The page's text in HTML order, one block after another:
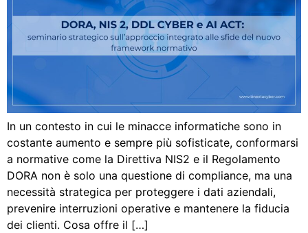
In un contesto in cui le minacce informatiche sono in
costante aumento e sempre più sofisticate, conformarsi
a normative come la Direttiva NIS2 e il Regolamento
DORA non è solo una questione di compliance, ma una
necessità strategica per proteggere i dati aziendali,
prevenire interruzioni operative e mantenere la fiducia
dei clienti. Cosa offre il […]